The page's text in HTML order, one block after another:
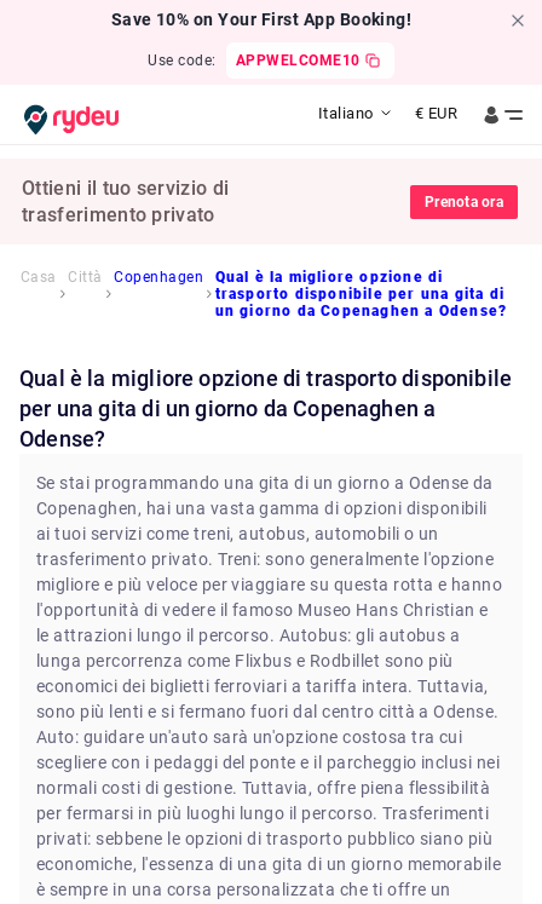
Save 10% on Your First App Booking!
Use code: APPWELCOME10
Italiano € EUR
Ottieni il tuo servizio di
trasferimento privato
Prenota ora
Casa Città Copenhagen
Qual è la migliore opzione di
trasporto disponibile per una gita di
un giorno da Copenaghen a Odense?
Qual è la migliore opzione di trasporto disponibile
per una gita di un giorno da Copenaghen a
Odense?
Se stai programmando una gita di un giorno a Odense da
Copenaghen, hai una vasta gamma di opzioni disponibili
ai tuoi servizi come treni, autobus, automobili o un
trasferimento privato. Treni: sono generalmente l'opzione
migliore e più veloce per viaggiare su questa rotta e hanno
l'opportunità di vedere il famoso Museo Hans Christian e
le attrazioni lungo il percorso. Autobus: gli autobus a
lunga percorrenza come Flixbus e Rodbillet sono più
economici dei biglietti ferroviari a tariffa intera. Tuttavia,
sono più lenti e si fermano fuori dal centro città a Odense.
Auto: guidare un'auto sarà un'opzione costosa tra cui
scegliere con i pedaggi del ponte e il parcheggio inclusi nei
normali costi di gestione. Tuttavia, offre piena flessibilità
per fermarsi in più luoghi lungo il percorso. Trasferimenti
privati: sebbene le opzioni di trasporto pubblico siano più
economiche, l'essenza di una gita di un giorno memorabile
è sempre in una corsa personalizzata che ti offre un